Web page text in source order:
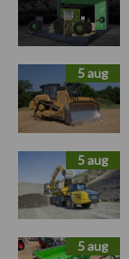
5 aug
5 aug
5 aug